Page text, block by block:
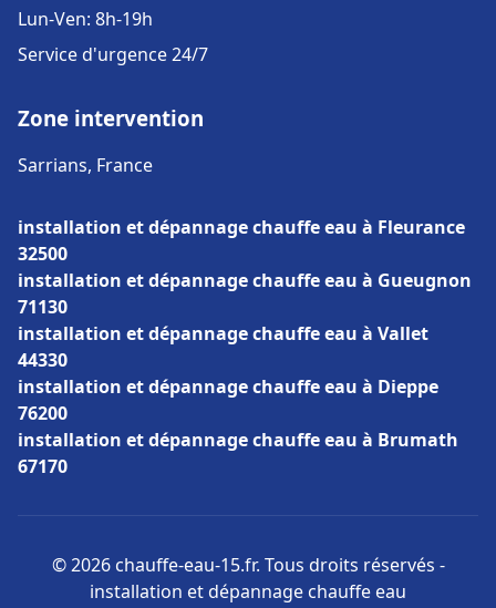
Lun-Ven: 8h-19h
Service d'urgence 24/7
Zone intervention
Sarrians, France
installation et dépannage chauffe eau à Fleurance
32500
installation et dépannage chauffe eau à Gueugnon
71130
installation et dépannage chauffe eau à Vallet
44330
installation et dépannage chauffe eau à Dieppe
76200
installation et dépannage chauffe eau à Brumath
67170
© 2026 chauffe-eau-15.fr. Tous droits réservés -
installation et dépannage chauffe eau